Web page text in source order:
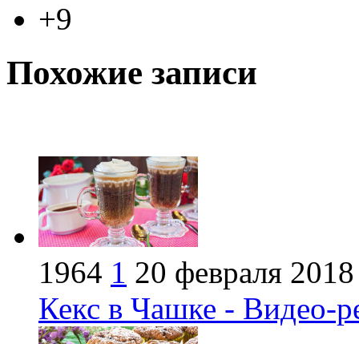
+9
Похожие записи
1964 1 20 февраля 2018
Кекс в Чашке - Видео-